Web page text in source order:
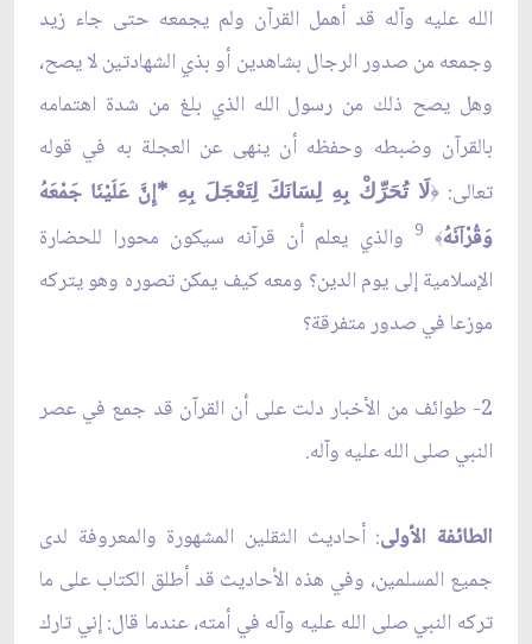
الله عليه وآله قد أهمل القرآن ولم يجمعه حتى جاء زيد
وجمعه من صدور الرجال بشاهدين أو بذي الشهادتين لا يصح،
وهل يصح ذلك من رسول الله الذي بلغ من شدة اهتمامه
بالقرآن وضبطه وحفظه أن ينهى عن العجلة به في قوله
تعالى: ﴿لَا تُحَرِّكْ بِهِ لِسَانَكَ لِتَعْجَلَ بِهِ*إِنَّ عَلَيْنَا جَمْعَهُ
وَقُرْآنَهُ﴾ 9 والذي يعلم أن قرآنه سيكون محورا للحضارة
الإسلامية إلى يوم الدين؟ ومعه كيف يمكن تصوره وهو يتركه
موزعا في صدور متفرقة؟
2- طوائف من الأخبار دلت على أن القرآن قد جمع في عصر
النبي صلى الله عليه وآله.
الطائفة الأولى: أحاديث الثقلين المشهورة والمعروفة لدى
جميع المسلمين، وفي هذه الأحاديث قد أطلق الكتاب على ما
تركه النبي صلى الله عليه وآله في أمته، عندما قال: إني تارك